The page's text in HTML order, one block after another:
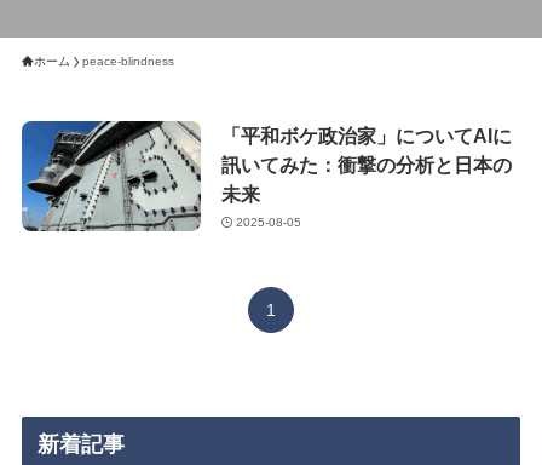
ホーム peace-blindness
「平和ボケ政治家」についてAIに
訊いてみた：衝撃の分析と日本の
未来
2025-08-05
1
新着記事